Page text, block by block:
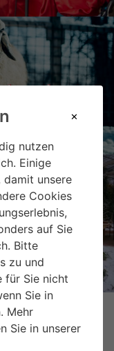
nutzen
Einige
unsere
Cookies
auf Sie
Bitte
zu und
für Sie nicht
Sie in
Mehr
Sie in unserer